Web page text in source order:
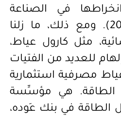
انخراطها في الصناعة
(أحمد وآخرون، 2019). ومع ذلك، ما زلنا
مثل كارول عياط،
للعديد من الفتيات
مصرفية استثمارية
الطاقة. هي مؤسِّسة
الطاقة في بنك عَوده،